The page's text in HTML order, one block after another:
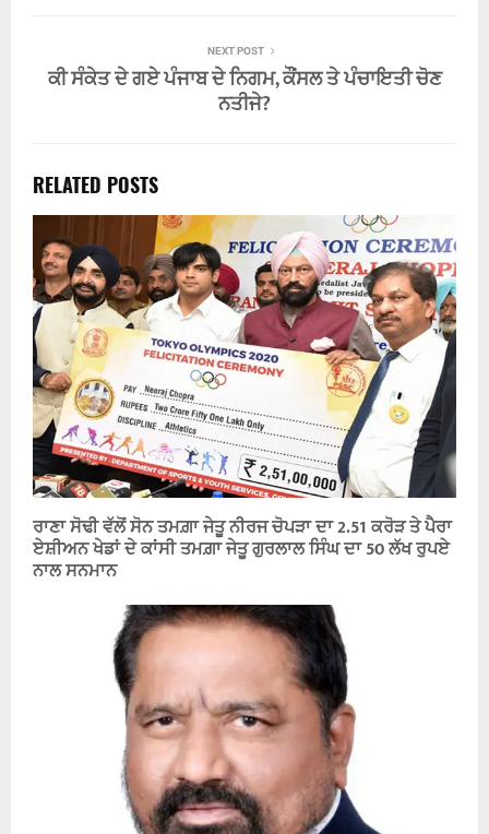
NEXT POST
ਕੀ ਸੰਕੇਤ ਦੇ ਗਏ ਪੰਜਾਬ ਦੇ ਨਿਗਮ, ਕੌਂਸਲ ਤੇ ਪੰਚਾਇਤੀ ਚੋਣ
ਨਤੀਜੇ?
RELATED POSTS
ਰਾਣਾ ਸੋਢੀ ਵੱਲੋਂ ਸੋਨ ਤਮਗ਼ਾ ਜੇਤੂ ਨੀਰਜ ਚੋਪੜਾ ਦਾ 2.51 ਕਰੋੜ ਤੇ ਪੈਰਾ
ਏਸ਼ੀਅਨ ਖੇਡਾਂ ਦੇ ਕਾਂਸੀ ਤਮਗ਼ਾ ਜੇਤੂ ਗੁਰਲਾਲ ਸਿੰਘ ਦਾ 50 ਲੱਖ ਰੁਪਏ
ਨਾਲ ਸਨਮਾਨ